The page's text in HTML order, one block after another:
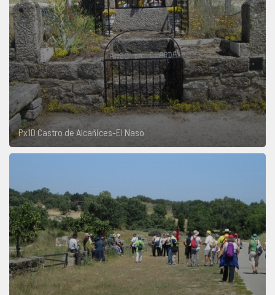
Px1D Castro de Alcañices-El Naso